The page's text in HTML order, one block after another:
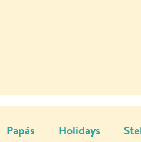
Papás Holidays